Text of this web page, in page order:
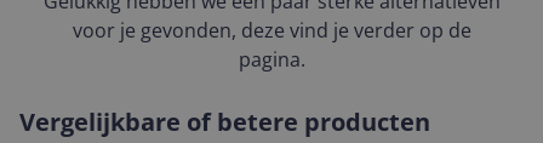
voor je gevonden, deze vind je verder op de
pagina.
Vergelijkbare of betere producten